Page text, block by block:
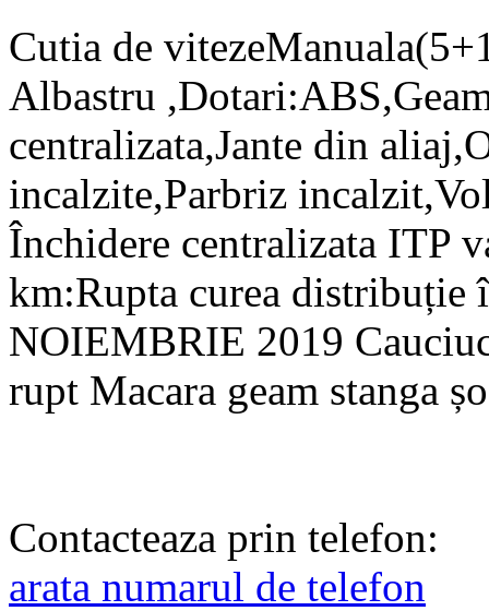
Cutia de
Albastru
centralizata,Jante din
incalzite,Parbriz
Închidere centralizata ITP
km:Rupta curea distribuție
NOIEMBRIE 2019
rupt Macara geam stanga
Contacteaza prin telefon:
arata numarul de telefon